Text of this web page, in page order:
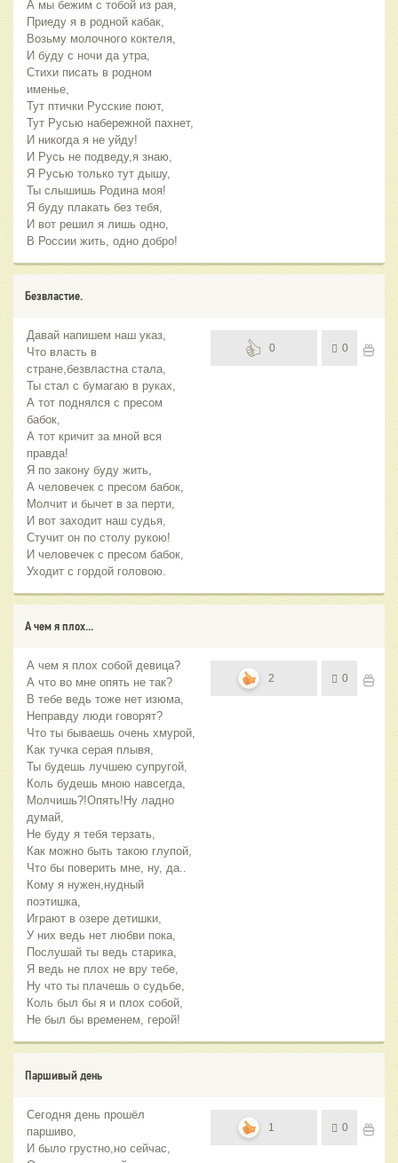
А мы бежим с тобой из рая,
Приеду я в родной кабак,
Возьму молочного коктеля,
И буду с ночи да утра,
Стихи писать в родном
именье,
Тут птички Русские поют,
Тут Русью набережной пахнет,
И никогда я не уйду!
И Русь не подведу,я знаю,
Я Русью только тут дышу,
Ты слышишь Родина моя!
Я буду плакать без тебя,
И вот решил я лишь одно,
В России жить, одно добро!
Безвластие.
Давай напишем наш указ,
Что власть в
стране,безвластна стала,
Ты стал с бумагаю в руках,
А тот поднялся с пресом
бабок,
А тот кричит за мной вся
правда!
Я по закону буду жить,
А человечек с пресом бабок,
Молчит и бычет в за перти,
И вот заходит наш судья,
Стучит он по столу рукою!
И человечек с пресом бабок,
Уходит с гордой головою.
0 0
А чем я плох...
А чем я плох собой девица?
А что во мне опять не так?
В тебе ведь тоже нет изюма,
Неправду люди говорят?
Что ты бываешь очень хмурой,
Как тучка серая плывя,
Ты будешь лучшею супругой,
Коль будешь мною навсегда,
Молчишь?!Опять!Ну ладно
думай,
Не буду я тебя терзать,
Как можно быть такою глупой,
Что бы поверить мне, ну, да..
Кому я нужен,нудный
поэтишка,
Играют в озере детишки,
У них ведь нет любви пока,
Послушай ты ведь старика,
Я ведь не плох не вру тебе,
Ну что ты плачешь о судьбе,
Коль был бы я и плох собой,
Не был бы временем, герой!
2 0
Паршивый день
Сегодня день прошёл
паршиво,
И было грустно,но сейчас,
1 0